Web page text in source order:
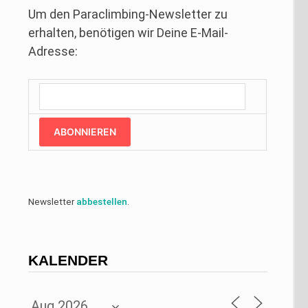
Um den Paraclimbing-Newsletter zu
erhalten, benötigen wir Deine E-Mail-
Adresse:
ABONNIEREN
Newsletterabbestellen
KALENDER